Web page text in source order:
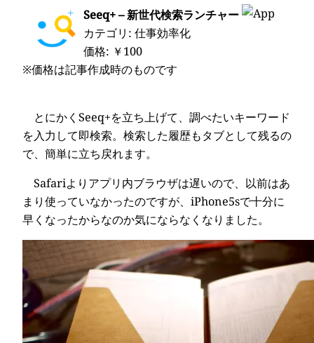
Seeq+ – 新世代検索ランチャー
カテゴリ: 仕事効率化
価格: ￥100
※価格は記事作成時のものです
とにかくSeeq+を立ち上げて、調べたいキーワード
を入力して即検索。検索した履歴もタブとして残るの
で、簡単に立ち戻れます。
Safariよりアプリ内ブラウザは遅いので、以前はあ
まり使っていなかったのですが、iPhone5sで十分に
早くなったからなのか気にならなくなりました。